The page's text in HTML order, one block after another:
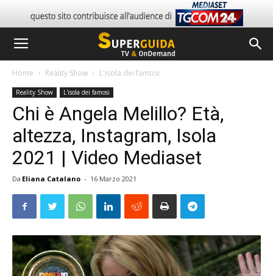
Home Reality Show L'isola dei famosi
Reality Show L'isola dei famosi
Chi è Angela Melillo? Età,
altezza, Instagram, Isola
2021 | Video Mediaset
Da Eliana Catalano - 16 Marzo 2021